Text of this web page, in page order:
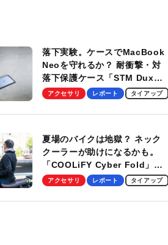
落下実験。ケースでMacBook
Neoを守れるか？ 耐衝撃・対
落下保護ケース「STM Dux
Ultra」を検証。学生、ビジネ
適！
アクセサリ レポート タイアップ
夏場のバイクは地獄？ ネック
クーラーが助けになるかも。
「COOLiFY Cyber Fold」レ
ビュー。冷却の速さ、密着する
性がグッド！
アクセサリ レポート タイアップ